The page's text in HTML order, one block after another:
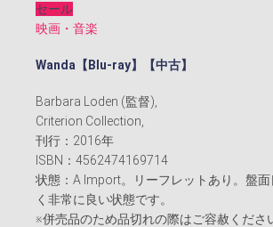
セール
映画・音楽
Wanda【Blu-ray】【中古】
Barbara Loden (監督),
Criterion Collection,
刊行：2016年
ISBN：4562474169714
状態：A Import。リーフレットあり。盤
く非常に良い状態です。
※併売品のため品切れの際はご容赦くださ